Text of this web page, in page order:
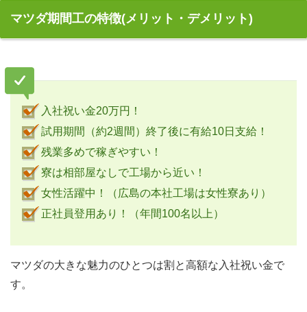
マツダ期間工の特徴(メリット・デメリット)
入社祝い金20万円！
試用期間（約2週間）終了後に有給10日支給！
残業多めで稼ぎやすい！
寮は相部屋なしで工場から近い！
女性活躍中！（広島の本社工場は女性寮あり）
正社員登用あり！（年間100名以上）
マツダの大きな魅力のひとつは割と高額な入社祝い金で
す。